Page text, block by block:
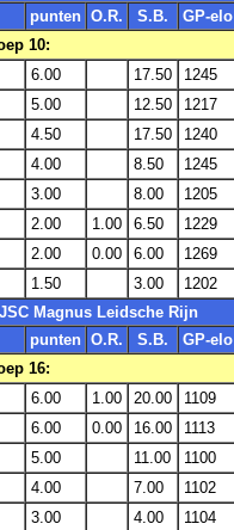
punten O.R. S.B.
GP-elo
10:
6.00 17.50
1245
5.00 12.50
1217
4.50 17.50
1240
4.00 8.50
1245
3.00 8.00
1205
2.00 1.00 6.50
1229
2.00 0.00 6.00
1269
1.50 3.00
1202
Magnus Leidsche Rijn
punten O.R. S.B.
GP-elo
16:
6.00 1.00 20.00
1109
6.00 0.00 16.00
1113
5.00 11.00
1100
4.00 7.00
1102
3.00 4.00
1104